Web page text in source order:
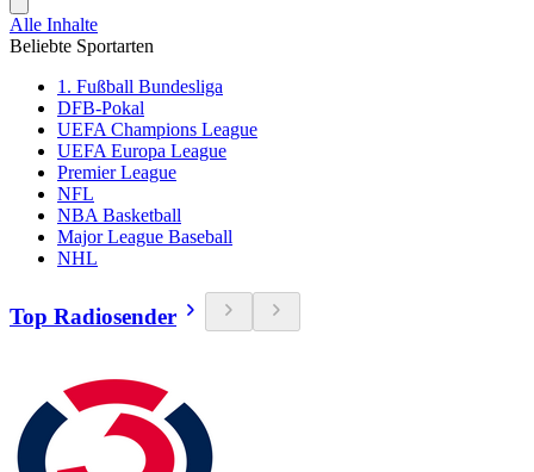
Alle Inhalte
Beliebte Sportarten
1. Fußball Bundesliga
DFB-Pokal
UEFA Champions League
UEFA Europa League
Premier League
NFL
NBA Basketball
Major League Baseball
NHL
Top Radiosender